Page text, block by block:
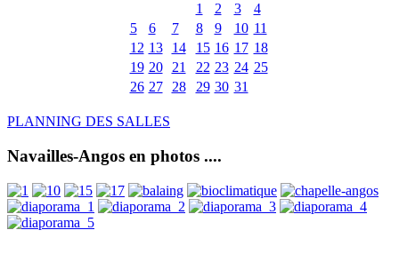
1
2 3
4
5
6 7 8 9 10 11
12 13 14 15 16 17 18
19 20 21 22 23 24 25
26 27 28 29 30 31
PLANNING DES SALLES
Navailles-Angos en photos ....